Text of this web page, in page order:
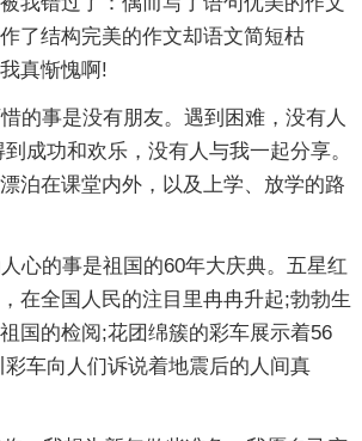
了结构完美的作文却语文简短枯
真惭愧啊!
的事是没有朋友。遇到困难，没有人
成功和欢乐，没有人与我一起分享。
泊在课堂内外，以及上学、放学的路
心的事是祖国的60年大庆典。五星红
在全国人民的注目里冉冉升起;勃勃生
国的检阅;花团绵簇的彩车展示着56
车向人们诉说着地震后的人间真